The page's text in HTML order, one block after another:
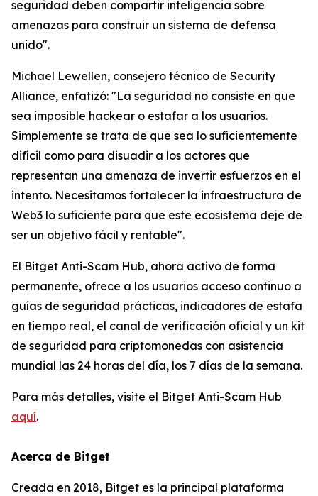
seguridad deben compartir inteligencia sobre
amenazas para construir un sistema de defensa
unido".
Michael Lewellen, consejero técnico de Security
Alliance, enfatizó: "La seguridad no consiste en que
sea imposible hackear o estafar a los usuarios.
Simplemente se trata de que sea lo suficientemente
difícil como para disuadir a los actores que
representan una amenaza de invertir esfuerzos en el
intento. Necesitamos fortalecer la infraestructura de
Web3 lo suficiente para que este ecosistema deje de
ser un objetivo fácil y rentable".
El Bitget Anti-Scam Hub, ahora activo de forma
permanente, ofrece a los usuarios acceso continuo a
guías de seguridad prácticas, indicadores de estafa
en tiempo real, el canal de verificación oficial y un kit
de seguridad para criptomonedas con asistencia
mundial las 24 horas del día, los 7 días de la semana.
Para más detalles, visite el Bitget Anti-Scam Hub
aquí.
Acerca de Bitget
Creada en 2018, Bitget es la principal plataforma